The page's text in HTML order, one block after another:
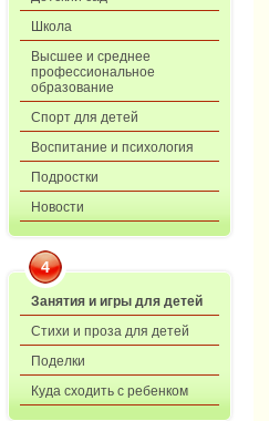
Школа
Высшее и среднее
профессиональное
образование
Спорт для детей
Воспитание и психология
Подростки
Новости
4
Занятия и игры для детей
Стихи и проза для детей
Поделки
Куда сходить с ребенком